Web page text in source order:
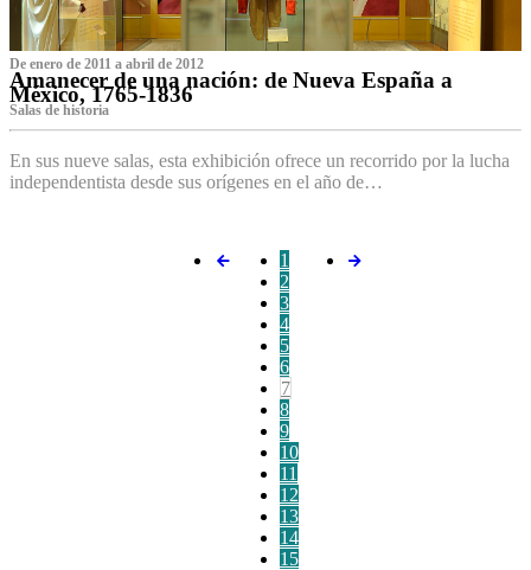
De enero de 2011 a abril de 2012
Amanecer de una nación: de Nueva España a
México, 1765-1836
Salas de historia
En sus nueve salas, esta exhibición ofrece un recorrido por la lucha
independentista desde sus orígenes en el año de…
1
2
3
4
5
6
7
8
9
10
11
12
13
14
15